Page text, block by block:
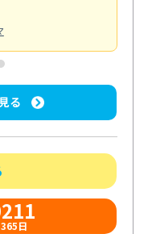
る
日